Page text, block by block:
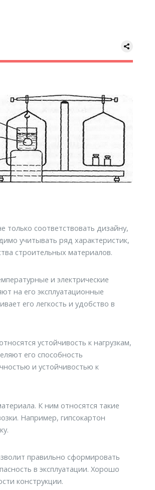
соответствовать дизайну,
учитывать ряд характеристик,
строительных материалов.
и электрические
на его эксплуатационные
его легкость и удобство в
устойчивость к нагрузкам,
его способность
и устойчивостью к
К ним относятся такие
Например, гипсокартон
правильно сформировать
в эксплуатации. Хорошо
конструкции.